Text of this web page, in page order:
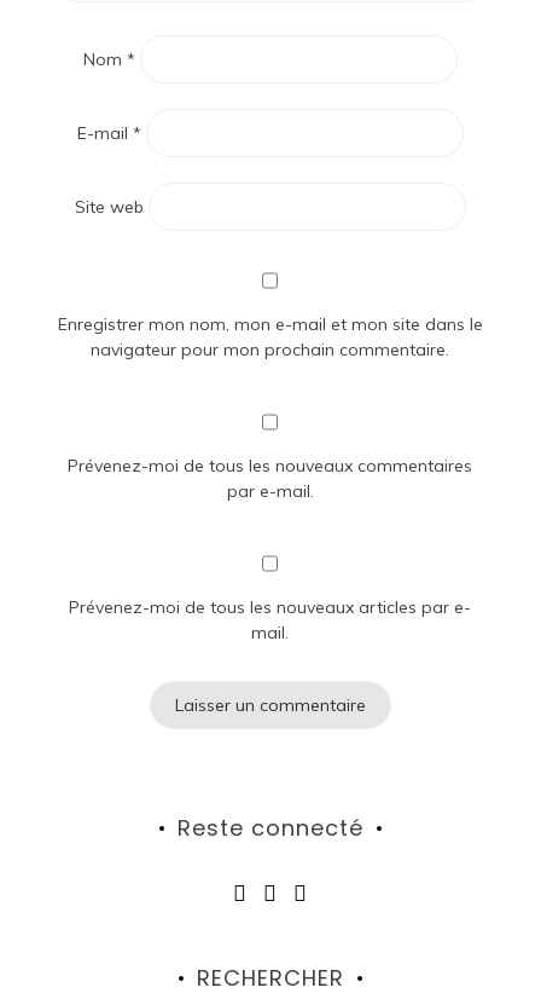
Nom *
E-mail *
Site web
Enregistrer mon nom, mon e-mail et mon site dans le
navigateur pour mon prochain commentaire.
Prévenez-moi de tous les nouveaux commentaires
par e-mail.
Prévenez-moi de tous les nouveaux articles par e-
mail.
Reste connecté
RECHERCHER